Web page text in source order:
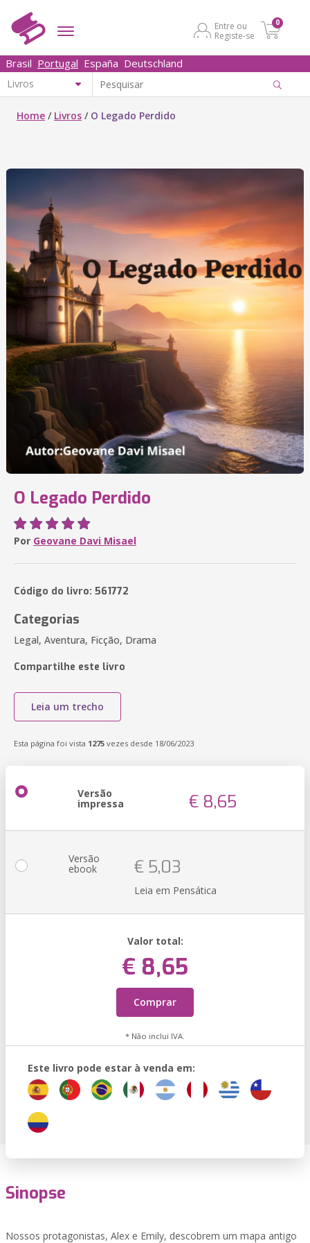
Entre ou
Registe-se
0
Brasil Portugal España Deutschland
Home / Livros / O Legado Perdido
O Legado Perdido
Por Geovane Davi Misael
Código do livro: 561772
Categorias
Legal, Aventura, Ficção, Drama
Compartilhe este livro
Leia um trecho
Esta página foi vista 1275 vezes desde 18/06/2023
Versão
impressa € 8,65
Versão
ebook € 5,03
Leia em Pensática
Valor total:
€ 8,65
Comprar
* Não inclui IVA.
Este livro pode estar à venda em:
Sinopse
Nossos protagonistas, Alex e Emily, descobrem um mapa antigo